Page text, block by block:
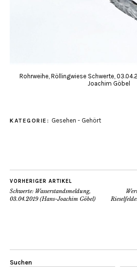
Rohrweihe, Röllingwiese Schwerte,
Joachim Göbel
KATEGORIE: Gesehen - Gehört
VORHERIGER ARTIKEL
Schwerte: Wasserstandsmeldung,
03.04.2019 (Hans-Joachim Göbel)
Suchen